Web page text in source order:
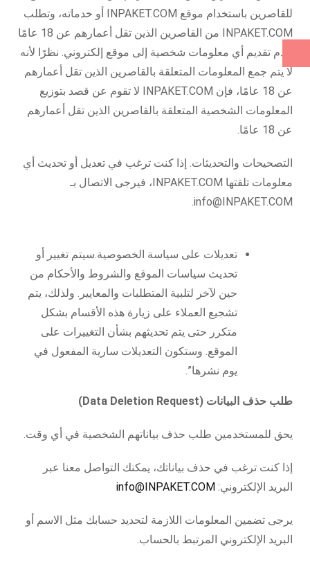
للقاصرين باستخدام موقع INPAKET.COM أو خدماته، وتطلب
INPAKET.COM من القاصرين الذين تقل أعمارهم عن 18 عامًا
عدم تقديم أي معلومات شخصية إلى موقع إلكتروني. نظرًا لأنه
لا يتم جمع المعلومات المتعلقة بالقاصرين الذين تقل أعمارهم
عن 18 عامًا، فإن INPAKET.COM لا تقوم عن قصد بتوزيع
المعلومات الشخصية المتعلقة بالقاصرين الذين تقل أعمارهم
عن 18 عامًا.
التصحيحات والتحديثات. إذا كنت ترغب في تعديل أو تحديث أي
معلومات تلقتها INPAKET.COM، فيرجى الاتصال بـ
info@INPAKET.COM.
تعديلات على سياسة الخصوصية.سيتم تغيير أو
تحديث سياسات الموقع والشروط والأحكام من
حين لآخر لتلبية المتطلبات والمعايير. ولذلك، يتم
تشجيع العملاء على زيارة هذه الأقسام بشكل
متكرر حتى يتم تحديثهم بشأن التغييرات على
الموقع. وستكون التعديلات سارية المفعول في
يوم نشرها”.
طلب حذف البيانات (Data Deletion Request)
يحق للمستخدمين طلب حذف بياناتهم الشخصية في أي وقت.
إذا كنت ترغب في حذف بياناتك، يمكنك التواصل معنا عبر
البريد الإلكتروني: info@INPAKET.COM
يرجى تضمين المعلومات اللازمة لتحديد حسابك مثل الاسم أو
البريد الإلكتروني المرتبط بالحساب.